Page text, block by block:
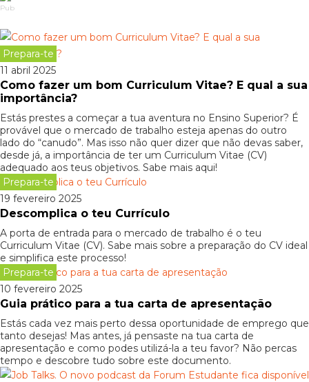
Pub
Prepara-te
11 abril 2025
Como fazer um bom Curriculum Vitae? E qual a sua
importância?
Estás prestes a começar a tua aventura no Ensino Superior? É
provável que o mercado de trabalho esteja apenas do outro
lado do “canudo”. Mas isso não quer dizer que não devas saber,
desde já, a importância de ter um Curriculum Vitae (CV)
adequado aos teus objetivos. Sabe mais aqui!
Prepara-te
19 fevereiro 2025
Descomplica o teu Currículo
A porta de entrada para o mercado de trabalho é o teu
Curriculum Vitae (CV). Sabe mais sobre a preparação do CV ideal
e simplifica este processo!
Prepara-te
10 fevereiro 2025
Guia prático para a tua carta de apresentação
Estás cada vez mais perto dessa oportunidade de emprego que
tanto desejas! Mas antes, já pensaste na tua carta de
apresentação e como podes utilizá-la a teu favor? Não percas
tempo e descobre tudo sobre este documento.